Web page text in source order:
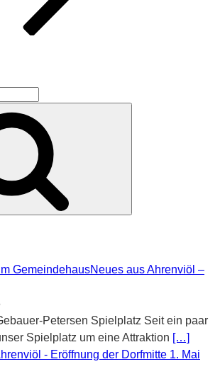
Neues aus Ahrenviöl –
Petersen Spielplatz Seit ein paar
Spielplatz um eine Attraktion […]